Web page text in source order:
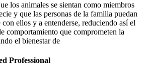
los animales se sientan como miembros
y que las personas de la familia puedan
ellos y a entenderse, reduciendo así el
comportamiento que comprometen la
el bienestar de
Professional